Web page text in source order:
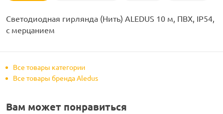
Светодиодная гирлянда (Нить) ALEDUS 10 м, ПВХ, IP54,
с мерцанием
Все товары категории
Все товары бренда Aledus
Вам может понравиться